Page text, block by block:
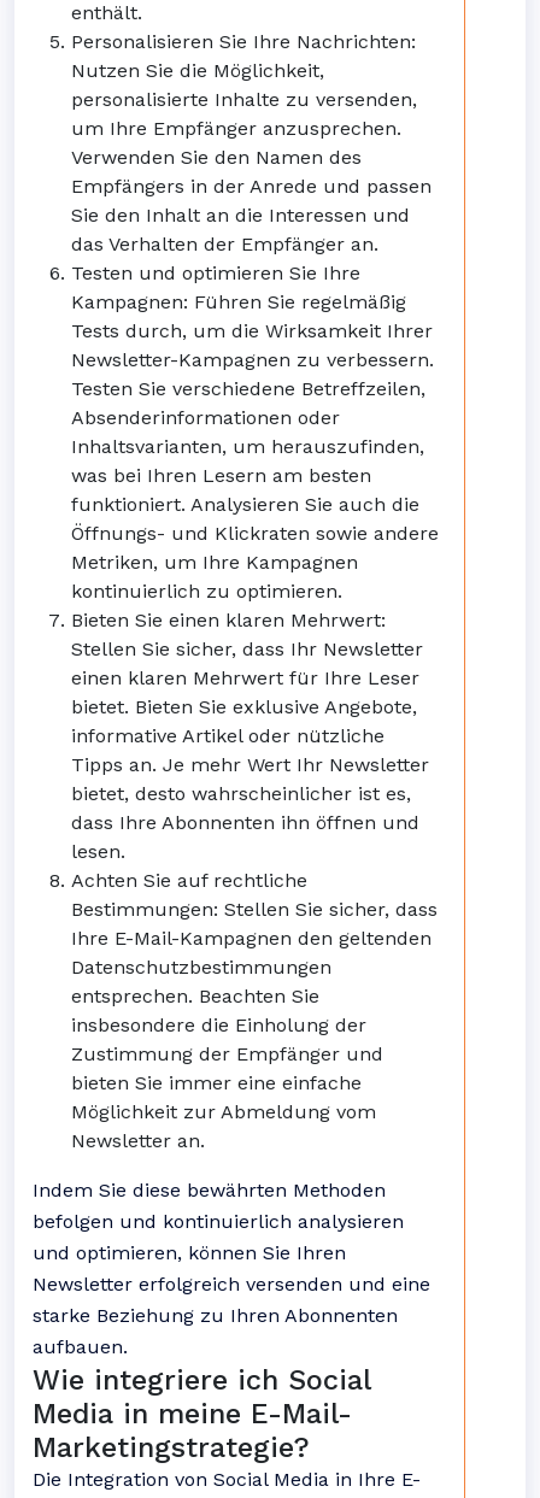
enthält.
Personalisieren Sie Ihre Nachrichten:
Nutzen Sie die Möglichkeit,
personalisierte Inhalte zu versenden,
um Ihre Empfänger anzusprechen.
Verwenden Sie den Namen des
Empfängers in der Anrede und passen
Sie den Inhalt an die Interessen und
das Verhalten der Empfänger an.
Testen und optimieren Sie Ihre
Kampagnen: Führen Sie regelmäßig
Tests durch, um die Wirksamkeit Ihrer
Newsletter-Kampagnen zu verbessern.
Testen Sie verschiedene Betreffzeilen,
Absenderinformationen oder
Inhaltsvarianten, um herauszufinden,
was bei Ihren Lesern am besten
funktioniert. Analysieren Sie auch die
Öffnungs- und Klickraten sowie andere
Metriken, um Ihre Kampagnen
kontinuierlich zu optimieren.
Bieten Sie einen klaren Mehrwert:
Stellen Sie sicher, dass Ihr Newsletter
einen klaren Mehrwert für Ihre Leser
bietet. Bieten Sie exklusive Angebote,
informative Artikel oder nützliche
Tipps an. Je mehr Wert Ihr Newsletter
bietet, desto wahrscheinlicher ist es,
dass Ihre Abonnenten ihn öffnen und
lesen.
Achten Sie auf rechtliche
Bestimmungen: Stellen Sie sicher, dass
Ihre E-Mail-Kampagnen den geltenden
Datenschutzbestimmungen
entsprechen. Beachten Sie
insbesondere die Einholung der
Zustimmung der Empfänger und
bieten Sie immer eine einfache
Möglichkeit zur Abmeldung vom
Newsletter an.
Indem Sie diese bewährten Methoden
befolgen und kontinuierlich analysieren
und optimieren, können Sie Ihren
Newsletter erfolgreich versenden und eine
starke Beziehung zu Ihren Abonnenten
aufbauen.
Wie integriere ich Social
Media in meine E-Mail-
Marketingstrategie?
Die Integration von Social Media in Ihre E-